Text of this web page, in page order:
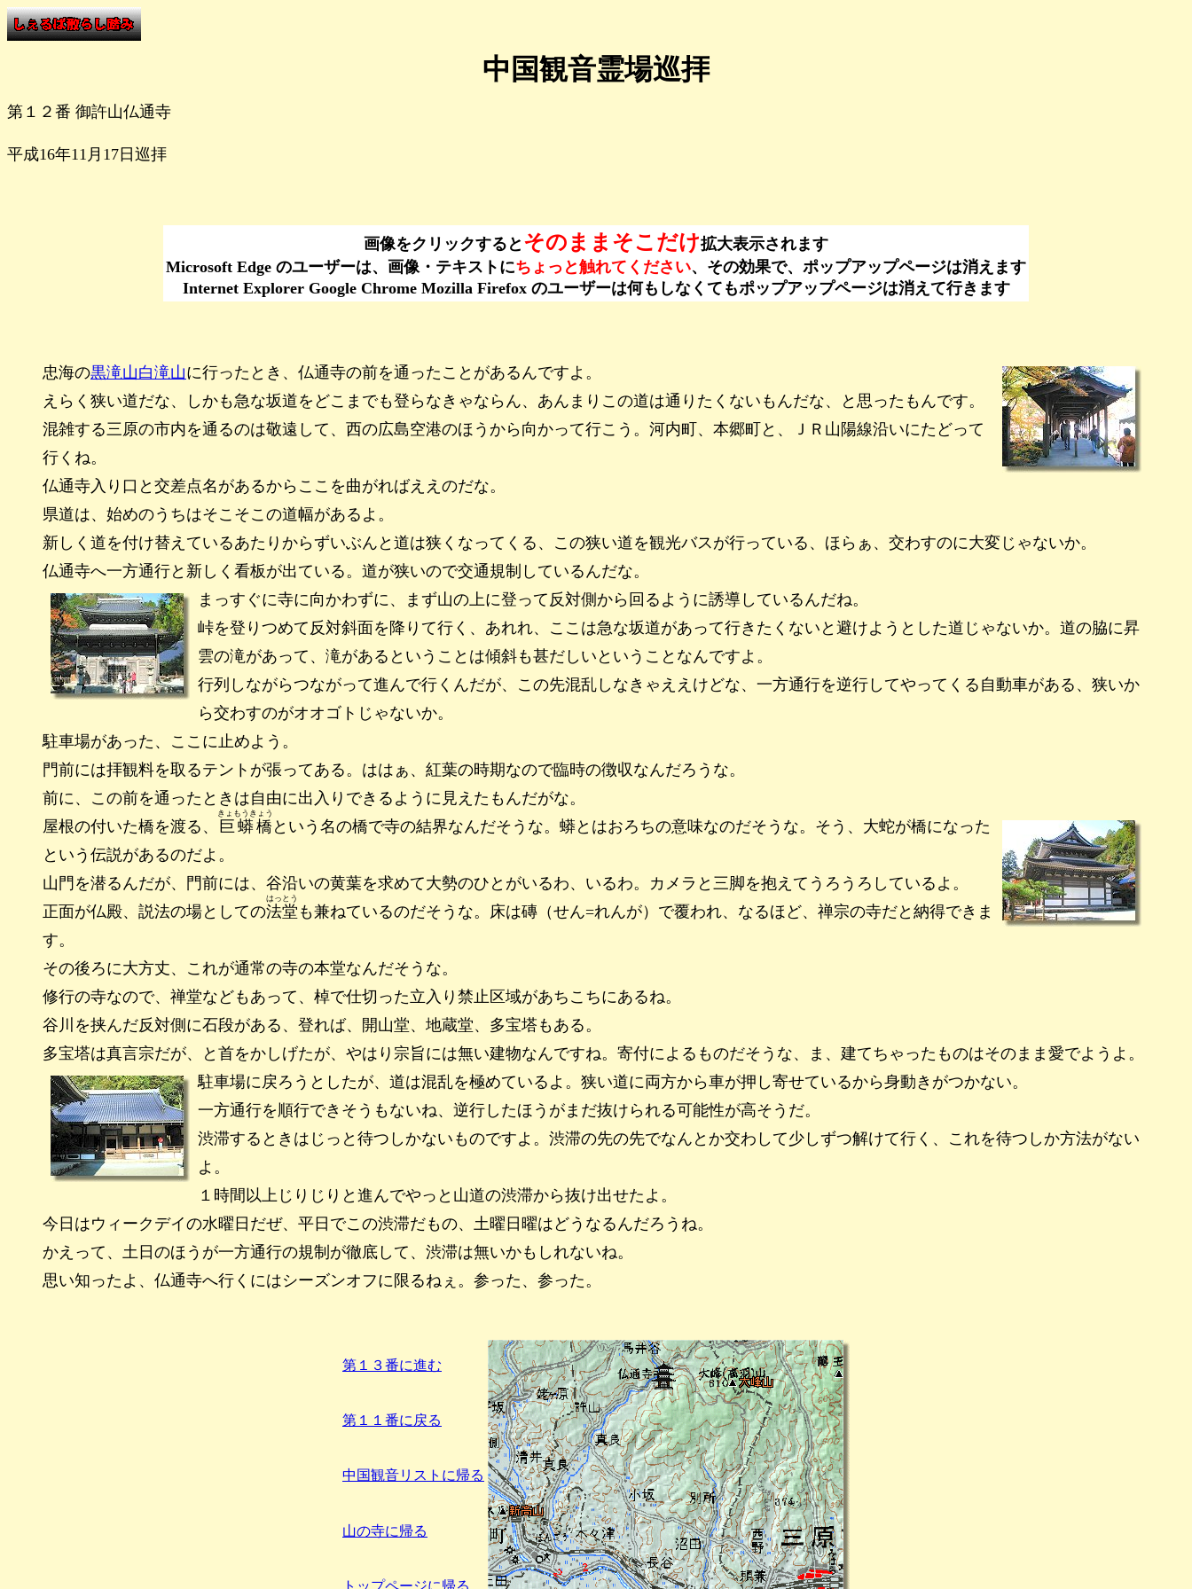
中国観音霊場巡拝
第１２番 御許山仏通寺
平成16年11月17日巡拝
画像をクリックすると そのままそこだけ拡大表示されます
Microsoft Edge のユーザーは、画像・テキストにちょっと触れてください、その効果で、ポップアップページは消えます
Internet Explorer Google Chrome Mozilla Firefox のユーザーは何もしなくてもポップアップページは消えて行きます
忠海の黒滝山白滝山に行ったとき、仏通寺の前を通ったことがあるんですよ。
えらく狭い道だな、しかも急な坂道をどこまでも登らなきゃならん、あんまりこの道は通りたくないもんだな、と思ったもんです。
混雑する三原の市内を通るのは敬遠して、西の広島空港のほうから向かって行こう。河内町、本郷町と、ＪＲ山陽線沿いにたどって
行くね。
仏通寺入り口と交差点名があるからここを曲がればええのだな。
県道は、始めのうちはそこそこの道幅があるよ。
新しく道を付け替えているあたりからずいぶんと道は狭くなってくる、この狭い道を観光バスが行っている、ほらぁ、交わすのに大変じゃないか。
仏通寺へ一方通行と新しく看板が出ている。道が狭いので交通規制しているんだな。
まっすぐに寺に向かわずに、まず山の上に登って反対側から回るように誘導しているんだね。
峠を登りつめて反対斜面を降りて行く、あれれ、ここは急な坂道があって行きたくないと避けようとした道じゃないか。道の脇に昇
雲の滝があって、滝があるということは傾斜も甚だしいということなんですよ。
行列しながらつながって進んで行くんだが、この先混乱しなきゃええけどな、一方通行を逆行してやってくる自動車がある、狭いか
ら交わすのがオオゴトじゃないか。
駐車場があった、ここに止めよう。
門前には拝観料を取るテントが張ってある。ははぁ、紅葉の時期なので臨時の徴収なんだろうな。
前に、この前を通ったときは自由に出入りできるように見えたもんだがな。
屋根の付いた橋を渡る、
巨蟒橋
きょもうきょう
という名の橋で寺の結界なんだそうな。蟒とはおろちの意味なのだそうな。そう、大蛇が橋になった
という伝説があるのだよ。
山門を潜るんだが、門前には、谷沿いの黄葉を求めて大勢のひとがいるわ、いるわ。カメラと三脚を抱えてうろうろしているよ。
正面が仏殿、説法の場としての法堂
はっとう
も兼ねているのだそうな。床は磚（せん=れんが）で覆われ、なるほど、禅宗の寺だと納得できま
す。
その後ろに大方丈、これが通常の寺の本堂なんだそうな。
修行の寺なので、禅堂などもあって、棹で仕切った立入り禁止区域があちこちにあるね。
谷川を挟んだ反対側に石段がある、登れば、開山堂、地蔵堂、多宝塔もある。
多宝塔は真言宗だが、と首をかしげたが、やはり宗旨には無い建物なんですね。寄付によるものだそうな、ま、建てちゃったものはそのまま愛でようよ。
駐車場に戻ろうとしたが、道は混乱を極めているよ。狭い道に両方から車が押し寄せているから身動きがつかない。
一方通行を順行できそうもないね、逆行したほうがまだ抜けられる可能性が高そうだ。
渋滞するときはじっと待つしかないものですよ。渋滞の先の先でなんとか交わして少しずつ解けて行く、これを待つしか方法がない
よ。
１時間以上じりじりと進んでやっと山道の渋滞から抜け出せたよ。
今日はウィークデイの水曜日だぜ、平日でこの渋滞だもの、土曜日曜はどうなるんだろうね。
かえって、土日のほうが一方通行の規制が徹底して、渋滞は無いかもしれないね。
思い知ったよ、仏通寺へ行くにはシーズンオフに限るねぇ。参った、参った。
第１３番に進む
第１１番に戻る
中国観音リストに帰る
山の寺に帰る
トップページに帰る